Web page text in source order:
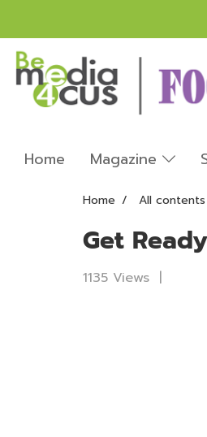
Home Magazine
Home All contents
Get
1135 Views |